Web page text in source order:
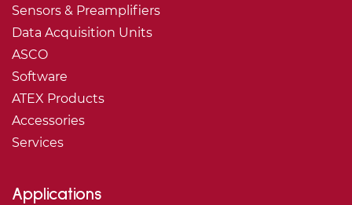
Sensors & Preamplifiers
Data Acquisition Units
ASCO
Software
ATEX Products
Accessories
Services
Applications